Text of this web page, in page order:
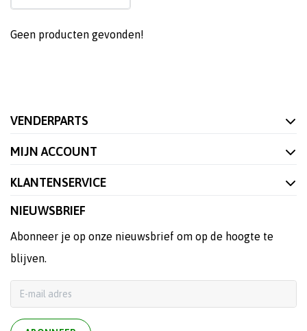
Geen producten gevonden!
VENDERPARTS
MIJN ACCOUNT
KLANTENSERVICE
NIEUWSBRIEF
Abonneer je op onze nieuwsbrief om op de hoogte te
blijven.